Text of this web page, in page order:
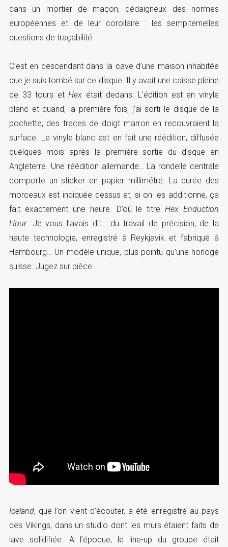
dans un mortier de maçon, dédaigneux des normes
européennes et de leur corollaire : les sempiternelles
questions de traçabilité.
C’est en descendant dans la cave d’une maison inhabitée
que je suis tombé sur ce disque. Il y avait une caisse pleine
de 33 tours etHex était dedans. L’édition est en vinyle
blanc et quand, la première fois, j’ai sorti le disque de la
pochette, des traces de doigt marron en recouvraient la
surface. Le vinyle blanc est en fait une réédition, diffusée
quelques mois après la première sortie du disque en
Angleterre. Une réédition allemande… La rondelle centrale
comporte un sticker en papier millimétré. La durée des
morceaux est indiquée dessus et, si on les additionne, ça
fait exactement une heure. D’où le titreHex Enduction
Hour. Je vous l’avais dit : du travail de précision, de la
haute technologie, enregistré à Reykjavik et fabriqué à
Hambourg… Un modèle unique, plus pointu qu’une horloge
suisse. Jugez sur pièce.
Iceland, que l’on vient d’écouter, a été enregistré au pays
des Vikings, dans un studio dont les murs étaient faits de
lave solidifiée. A l’époque, le line-up du groupe était